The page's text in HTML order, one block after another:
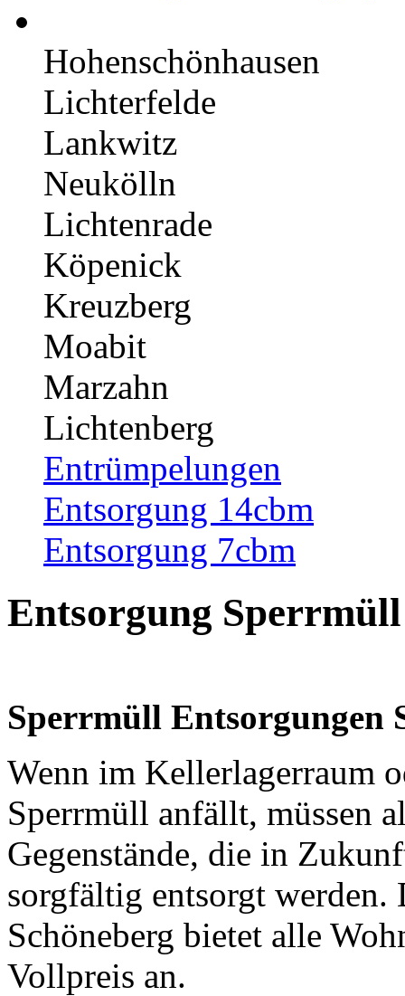
Hohenschönhausen
Lichterfelde
Lankwitz
Neukölln
Lichtenrade
Köpenick
Kreuzberg
Moabit
Marzahn
Lichtenberg
Entrümpelungen
Entsorgung 14cbm
Entsorgung 7cbm
Entsorgung
Sperrmüll Entsorgungen
Wenn im Kellerlagerraum
Sperrmüll anfällt, müssen
Gegenstände, die in
sorgfältig entsorgt
Schöneberg bietet alle
Vollpreis an.